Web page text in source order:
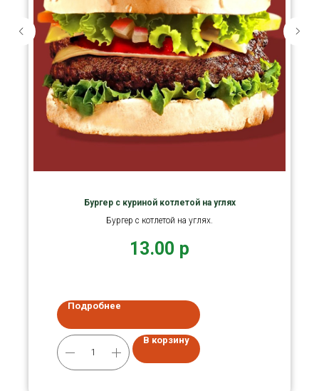
Бургер с куриной котлетой на углях
Бургер с котлетой на углях.
13.00 р
Подробнее
В корзину